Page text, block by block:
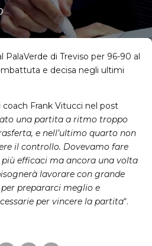
PalaVerde di Treviso per 96-90 al
e decisa negli ultimi
Frank Vitucci nel post
una partita a ritmo troppo
e nell’ultimo quarto non
il controllo. Dovevamo fare
più efficaci ma ancora una volta
lavorare con grande
prepararci meglio e
per vincere la partita“.